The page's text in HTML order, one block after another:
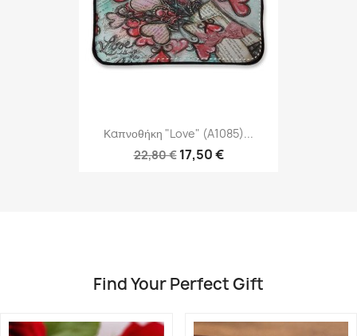
Καπνοθήκη "Love" (A1085)...
22,80 € 17,50 €
Find Your Perfect Gift